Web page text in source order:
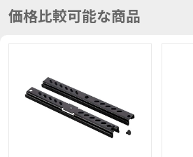
価格比較可能な商品